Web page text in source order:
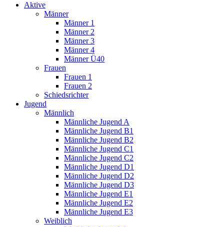
Aktive
Männer
Männer 1
Männer 2
Männer 3
Männer 4
Männer Ü40
Frauen
Frauen 1
Frauen 2
Schiedsrichter
Jugend
Männlich
Männliche Jugend A
Männliche Jugend B1
Männliche Jugend B2
Männliche Jugend C1
Männliche Jugend C2
Männliche Jugend D1
Männliche Jugend D2
Männliche Jugend D3
Männliche Jugend E1
Männliche Jugend E2
Männliche Jugend E3
Weiblich